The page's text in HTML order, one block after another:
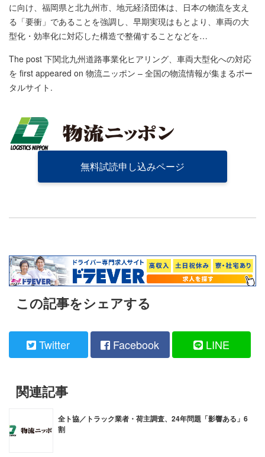
に向け、福岡県と北九州市、地元経済団体は、日本の物流を支え
る「要衝」であることを強調し、早期実現はもとより、車両の大
型化・効率化に対応した構造で整備することなどを…
The post 下関北九州道路事業化ヒアリング、車両大型化への対応
を first appeared on 物流ニッポン – 全国の物流情報が集まるポー
タルサイト .
無料試読申し込みページ
この記事をシェアする
Twitter Facebook LINE
関連記事
全ト協／トラック業者・荷主調査、24年問題「影響ある」6
割